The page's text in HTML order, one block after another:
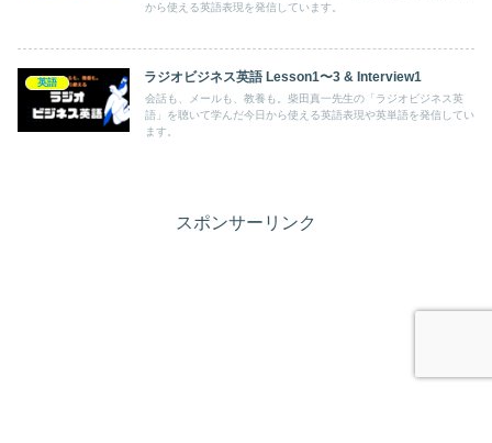
から使える英語表現を発信しています。
英語 ラジオビジネス英語 Lesson1〜3 & Interview1
会話も、メールも、教養も。柴田真一先生の「ラジオビジネス英
語」を聴いて学んだ今日から使える英語表現や英単語を発信してい
ます。
スポンサーリンク